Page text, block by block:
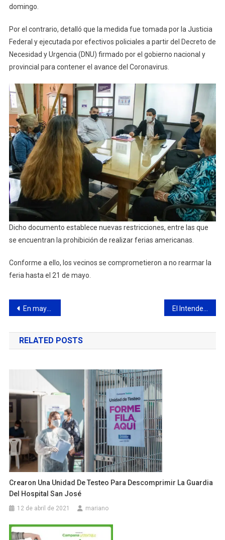
domingo.
Por el contrario, detalló que la medida fue tomada por la Justicia
Federal y ejecutada por efectivos policiales a partir del Decreto de
Necesidad y Urgencia (DNU) firmado por el gobierno nacional y
provincial para contener el avance del Coronavirus.
Dicho documento establece nuevas restricciones, entre las que
se encuentran la prohibición de realizar ferias americanas.
Conforme a ello, los vecinos se comprometieron a no rearmar la
feria hasta el 21 de mayo.
Navegación
de
entradas
En mayo se realizará el primer sorteo del programa que reconoce a los contribuyentes El Intendente se reunió con referentes de movimientos sociales
RELATED POSTS
Crearon Una Unidad De Testeo Para Descomprimir La Guardia
Del Hospital San José
12 de abril de 2021 mariano